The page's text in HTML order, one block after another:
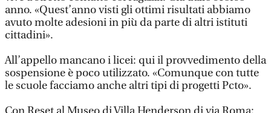
anno. «Quest’anno visti gli ottimi risultati abbiamo
avuto molte adesioni in più da parte di altri istituti
cittadini».
All’appello mancano i licei: qui il provvedimento della
sospensione è poco utilizzato. «Comunque con tutte
le scuole facciamo anche altri tipi di progetti Pcto».